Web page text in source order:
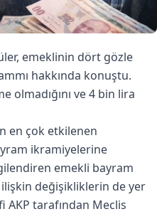
emeklinin dört gözle
hakkında konuştu.
olmadığını ve 4 bin lira
en çok etkilenen
ikramiyelerine
emekli bayram
değişikliklerin de yer
AKP tarafından Meclis